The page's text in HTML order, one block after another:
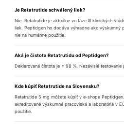
Je Retatrutide schválený liek?
Nie. Retatrutide je aktuálne vo fáze III klinických
liek. Peptidgen ho dodáva výhradne ako výskumný
nie na humánne použitie.
Aká je čistota Retatrutidu od Peptidgen?
Deklarovaná čistota je ≥ 98 %. Nezávislé testovanie
Kde kúpiť Retatrutide na Slovensku?
Retatrutide 5 mg môžete kúpiť v e-shope
akreditované výskumné pracoviská a laboratóriá v
použitie.